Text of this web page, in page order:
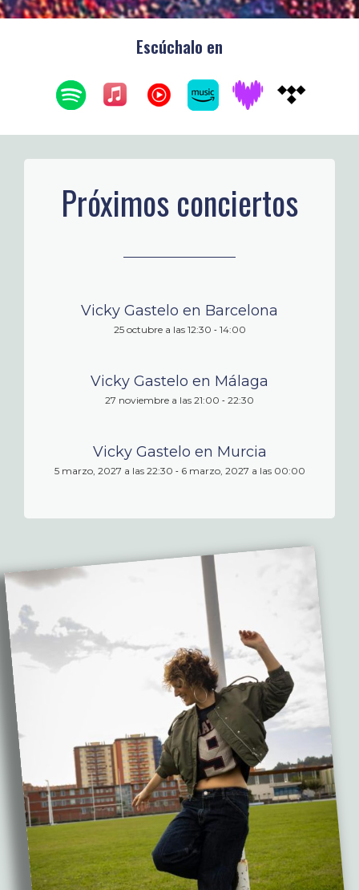
Escúchalo en
Próximos conciertos
Vicky Gastelo en Barcelona
25 octubre a las 12:30 - 14:00
Vicky Gastelo en Málaga
27 noviembre a las 21:00 - 22:30
Vicky Gastelo en Murcia
5 marzo, 2027 a las 22:30 - 6 marzo, 2027 a las 00:00